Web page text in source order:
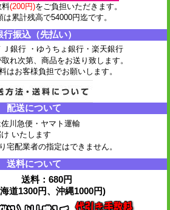
料(200円)をご負担いただきます。
は累計残高で54000円迄です。
行振込（先払い）
Ｊ銀行 ・ゆうちょ銀行 ・楽天銀行
れ次第、商品をお送り致します。
はお客様負担でお願いします。
配送について
川急便・ヤマト運輸
いたします
宅配業者の指定はできません。
送料について
送料：680円
道1300円、沖縄1000円)